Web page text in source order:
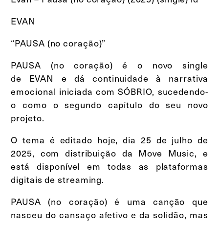
EVAN
“PAUSA (no coração)”
PAUSA (no coração) é o novo single
de EVAN e dá continuidade à narrativa
emocional iniciada com SÓBRIO, sucedendo-
o como o segundo capítulo do seu novo
projeto.
O tema é editado hoje, dia 25 de julho de
2025, com distribuição da Move Music, e
está disponível em todas as plataformas
digitais de streaming.
PAUSA (no coração) é uma canção que
nasceu do cansaço afetivo e da solidão, mas